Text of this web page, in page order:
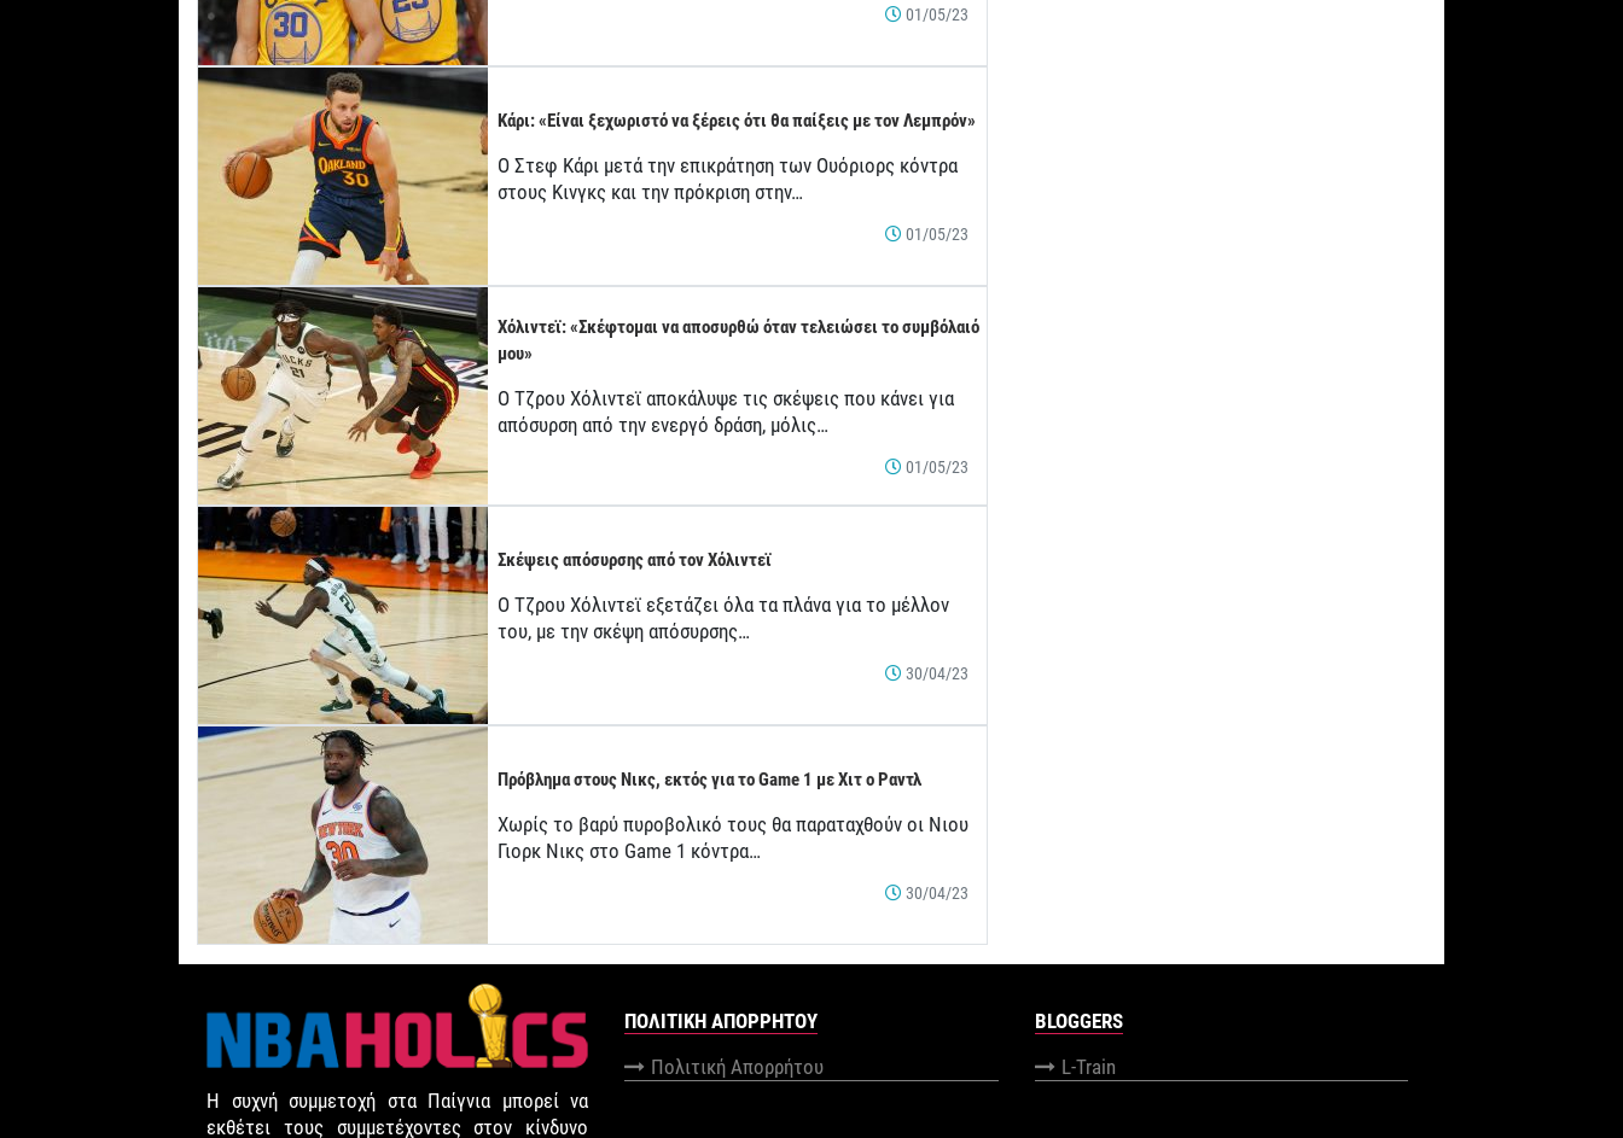
01/05/23
Κάρι: «Είναι ξεχωριστό να ξέρεις ότι θα παίξεις με τον Λεμπρόν»
Ο Στεφ Κάρι μετά την επικράτηση των Ουόριορς κόντρα
στους Κινγκς και την πρόκριση στην…
01/05/23
Χόλιντεϊ: «Σκέφτομαι να αποσυρθώ όταν τελειώσει το συμβόλαιό
μου»
Ο Τζρου Χόλιντεϊ αποκάλυψε τις σκέψεις που κάνει για
απόσυρση από την ενεργό δράση, μόλις…
01/05/23
Σκέψεις απόσυρσης από τον Χόλιντεϊ
Ο Τζρου Χόλιντεϊ εξετάζει όλα τα πλάνα για το μέλλον
του, με την σκέψη απόσυρσης…
30/04/23
Πρόβλημα στους Νικς, εκτός για το Game 1 με Χιτ ο Ραντλ
Χωρίς το βαρύ πυροβολικό τους θα παραταχθούν οι Νιου
Γιορκ Νικς στο Game 1 κόντρα…
30/04/23
Η συχνή συμμετοχή στα Παίγνια μπορεί να
εκθέτει τους συμμετέχοντες στον κίνδυνο
ΠΟΛΙΤΙΚΉ ΑΠΟΡΡΉΤΟΥ
Πολιτική Απορρήτου
BLOGGERS
L-Train